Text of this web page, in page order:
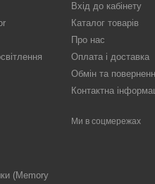
(Memory
Вхід до кабінету
Каталог товарів
Про нас
Оплата і доставка
Обмін та
Контактна
Ми в соцмережах